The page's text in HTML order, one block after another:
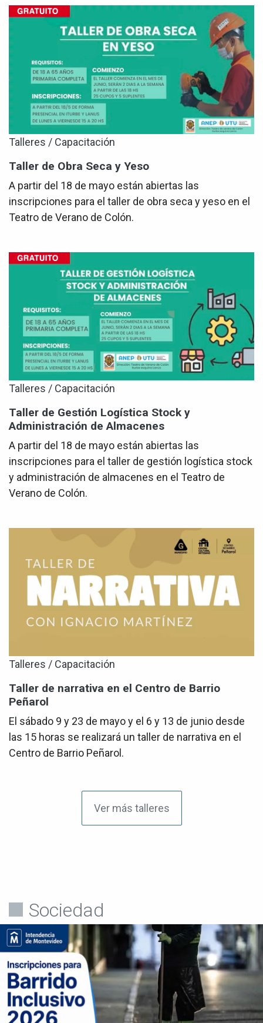
Talleres / Capacitación
Taller de Obra Seca y Yeso
A partir del 18 de mayo están abiertas las
inscripciones para el taller de obra seca y yeso en el
Teatro de Verano de Colón.
Talleres / Capacitación
Taller de Gestión Logística Stock y
Administración de Almacenes
A partir del 18 de mayo están abiertas las
inscripciones para el taller de gestión logística stock
y administración de almacenes en el Teatro de
Verano de Colón.
Talleres / Capacitación
Taller de narrativa en el Centro de Barrio
Peñarol
El sábado 9 y 23 de mayo y el 6 y 13 de junio desde
las 15 horas se realizará un taller de narrativa en el
Centro de Barrio Peñarol.
Ver más talleres
Sociedad